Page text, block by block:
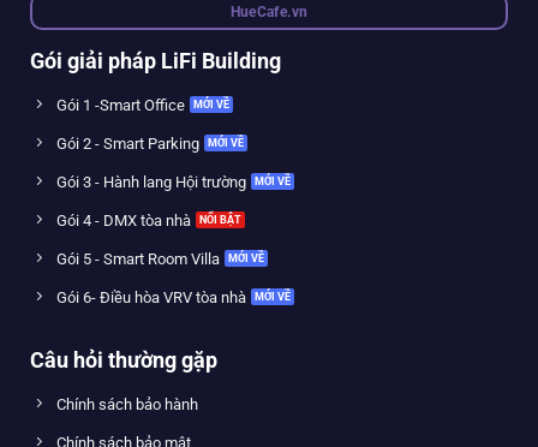
HueCafe.vn
Gói giải pháp LiFi Building
Gói 1 -Smart Office
Gói 2 - Smart Parking
Gói 3 - Hành lang Hội trường
Gói 4 - DMX tòa nhà
Gói 5 - Smart Room Villa
Gói 6- Điều hòa VRV tòa nhà
Câu hỏi thường gặp
Chính sách bảo hành
Chính sách bảo mật